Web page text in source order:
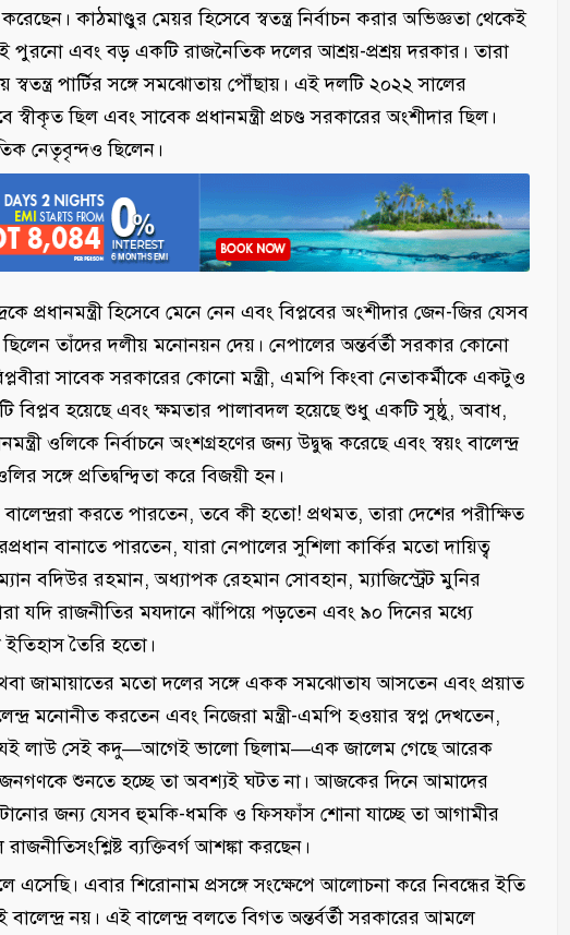
কাঠমাণ্ডুর মেয়র হিসেবে স্বতন্ত্র নির্বাচন করার অভিজ্ঞতা থেকেই
পুরনো এবং বড় একটি রাজনৈতিক দলের আশ্রয়-প্রশ্রয় দরকার। তারা
স্বতন্ত্র পার্টির সঙ্গে সমঝোতায় পৌঁছায়। এই দলটি ২০২২ সালের
ছিল এবং সাবেক প্রধানমন্ত্রী প্রচণ্ড সরকারের অংশীদার ছিল।
নেতৃবৃন্দও ছিলেন।
প্রধানমন্ত্রী হিসেবে মেনে নেন এবং বিপ্লবের অংশীদার জেন-জির যেসব
তাঁদের দলীয় মনোনয়ন দেয়। নেপালের অন্তর্বর্তী সরকার কোনো
সাবেক সরকারের কোনো মন্ত্রী, এমপি কিংবা নেতাকর্মীকে একটুও
বিপ্লব হয়েছে এবং ক্ষমতার পালাবদল হয়েছে শুধু একটি সুষ্ঠু, অবাধ,
ওলিকে নির্বাচনে অংশগ্রহণের জন্য উদ্বুদ্ধ করেছে এবং স্বয়ং বালেন্দ্র
সঙ্গে প্রতিদ্বন্দ্বিতা করে বিজয়ী হন।
বালেন্দ্ররা করতে পারতেন, তবে কী হতো! প্রথমত, তারা দেশের পরীক্ষিত
বানাতে পারতেন, যারা নেপালের সুশিলা কার্কির মতো দায়িত্ব
বদিউর রহমান, অধ্যাপক রেহমান সোবহান, ম্যাজিস্ট্রেট মুনির
যদি রাজনীতির মযদানে ঝাঁপিয়ে পড়তেন এবং ৯০ দিনের মধ্যে
ইতিহাস তৈরি হতো।
জামায়াতের মতো দলের সঙ্গে একক সমঝোতায আসতেন এবং প্রয়াত
মনোনীত করতেন এবং নিজেরা মন্ত্রী-এমপি হওয়ার স্বপ্ন দেখতেন,
লাউ সেই কদু—আগেই ভালো ছিলাম—এক জালেম গেছে আরেক
শুনতে হচ্ছে তা অবশ্যই ঘটত না। আজকের দিনে আমাদের
জন্য যেসব হুমকি-ধমকি ও ফিসফাঁস শোনা যাচ্ছে তা আগামীর
ব্যক্তিবর্গ আশঙ্কা করছেন।
এবার শিরোনাম প্রসঙ্গে সংক্ষেপে আলোচনা করে নিবন্ধের ইতি
নয়। এই বালেন্দ্র বলতে বিগত অন্তর্বর্তী সরকারের আমলে